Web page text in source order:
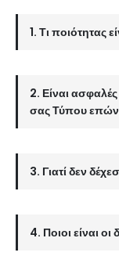
1. Τι ποιότητας
2. Είναι
σας Τύπου
3. Γιατί δεν
4. Ποιοι είναι